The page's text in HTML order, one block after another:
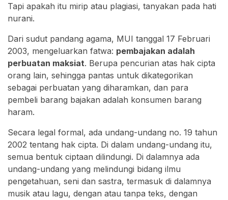
Tapi apakah itu mirip atau plagiasi, tanyakan pada hati
nurani.
Dari sudut pandang agama, MUI tanggal 17 Februari
2003, mengeluarkan fatwa: pembajakan adalah
perbuatan maksiat. Berupa pencurian atas hak cipta
orang lain, sehingga pantas untuk dikategorikan
sebagai perbuatan yang diharamkan, dan para
pembeli barang bajakan adalah konsumen barang
haram.
Secara legal formal, ada undang-undang no. 19 tahun
2002 tentang hak cipta. Di dalam undang-undang itu,
semua bentuk ciptaan dilindungi. Di dalamnya ada
undang-undang yang melindungi bidang ilmu
pengetahuan, seni dan sastra, termasuk di dalamnya
musik atau lagu, dengan atau tanpa teks, dengan